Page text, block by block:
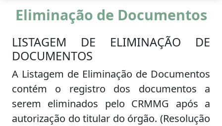
Eliminação de Documentos
LISTAGEM DE ELIMINAÇÃO DE
DOCUMENTOS
A Listagem de Eliminação de Documentos
contém o registro dos documentos a
serem eliminados pelo CRMMG após a
autorização do titular do órgão. (Resolução